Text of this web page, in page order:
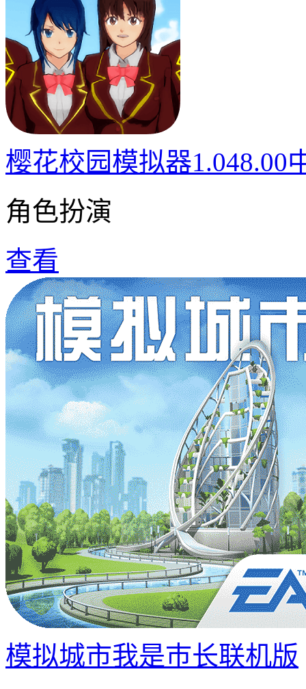
樱花校园模拟器1.048.00
角色扮演
查看
模拟城市我是巿长联机版